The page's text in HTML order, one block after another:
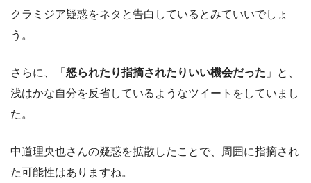
クラミジア疑惑をネタと告白しているとみていいでしょ
う。
さらに、「 怒られたり指摘されたりいい機会だった 」と、
浅はかな自分を反省しているようなツイートをしていまし
た。
中道理央也さんの疑惑を拡散したことで、周囲に指摘され
た可能性はありますね。